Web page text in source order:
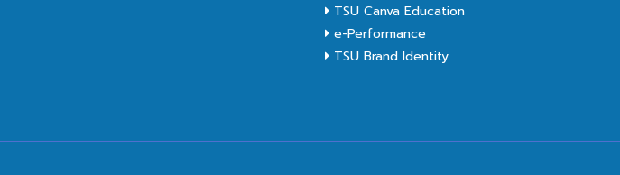
TSU Canva Education
e-Performance
TSU Brand Identity